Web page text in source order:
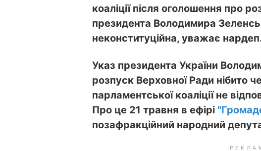
коаліції після оголошення про
президента Володимира
неконституційна, уважає
Указ президента України
розпуск Верховної Ради нібито
парламентської коаліції не
Про це 21 травня в ефірі
позафракційний народний